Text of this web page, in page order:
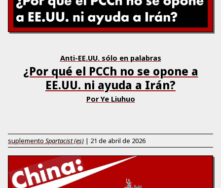
Anti-EE.UU. sólo en palabras
¿Por qué el PCCh no se opone a
EE.UU. ni ayuda a Irán?
Por Ye Liuhuo
suplemento Spartacist (es) | 21 de abril de 2026